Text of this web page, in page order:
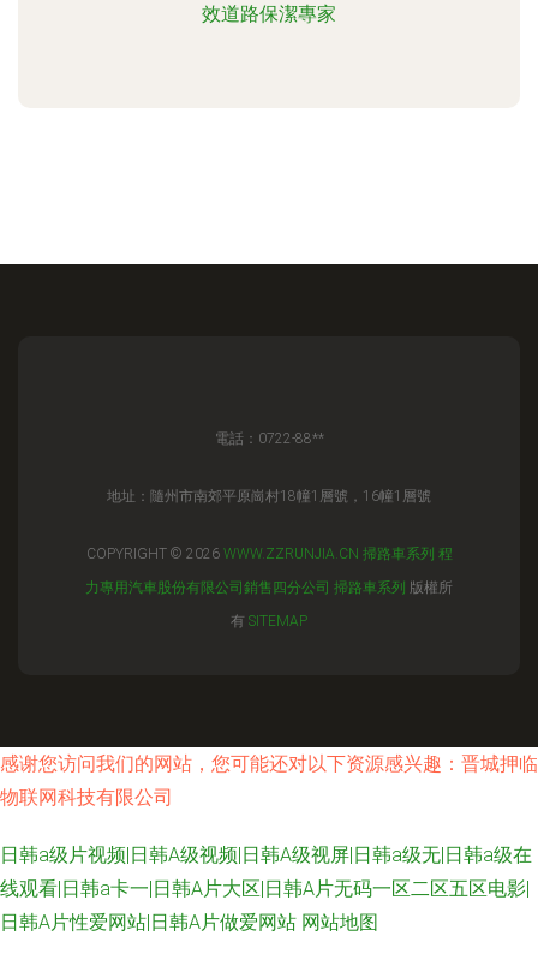
效道路保潔專家
電話：0722-88**
地址：隨州市南郊平原崗村18幢1層號，16幢1層號
COPYRIGHT © 2026 WWW.ZZRUNJIA.CN 掃路車系列 程
力專用汽車股份有限公司銷售四分公司 掃路車系列 版權所
有 SITEMAP
感谢您访问我们的网站，您可能还对以下资源感兴趣：晋城押临
物联网科技有限公司
日韩a级片视频|日韩A级视频|日韩A级视屏|日韩a级无|日韩a级在
线观看|日韩a卡一|日韩A片大区|日韩A片无码一区二区五区电影|
日韩A片性爱网站|日韩A片做爱网站 网站地图